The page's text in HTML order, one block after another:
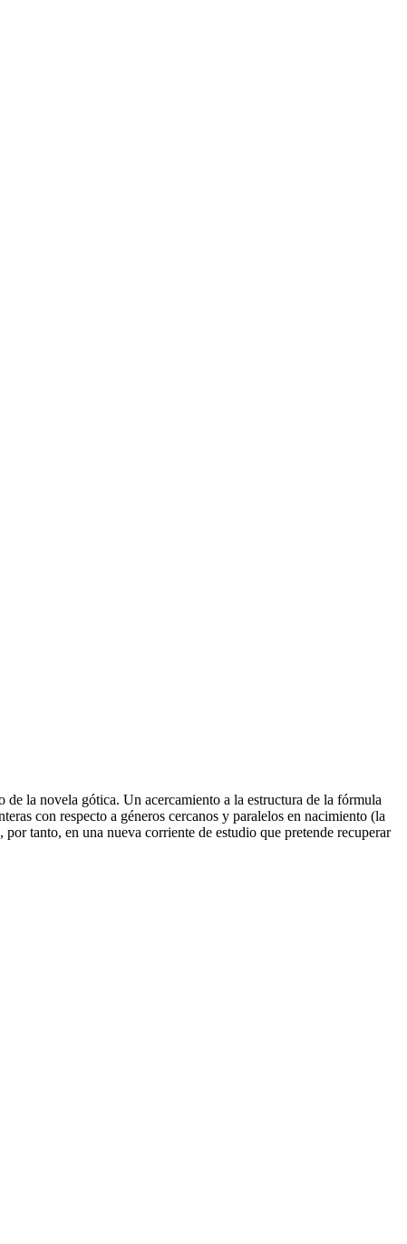
la novela gótica. Un acercamiento a la estructura de la fórmula
con respecto a géneros cercanos y paralelos en nacimiento (la
tanto, en una nueva corriente de estudio que pretende recuperar